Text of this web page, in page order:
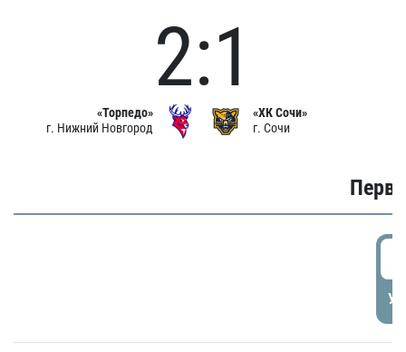
«Торпедо»
г. Нижний Новгород
2:1
«ХК Сочи»
г. Сочи